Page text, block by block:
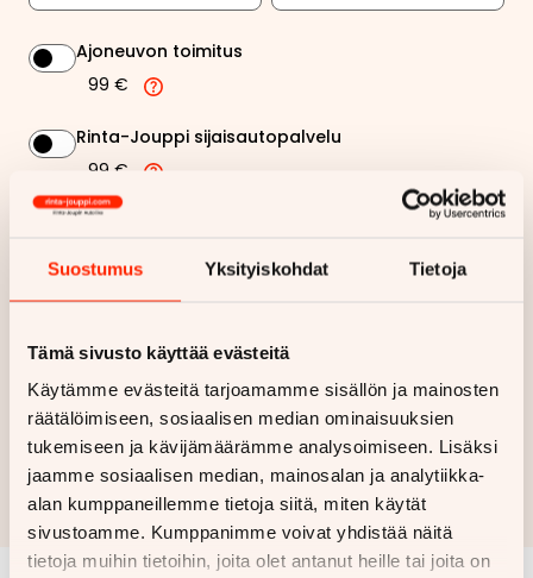
Suostumus Yksityiskohdat Tietoja
Tämä sivusto käyttää evästeitä
Käytämme evästeitä tarjoamamme sisällön ja mainosten
räätälöimiseen, sosiaalisen median ominaisuuksien
tukemiseen ja kävijämäärämme analysoimiseen. Lisäksi
jaamme sosiaalisen median, mainosalan ja analytiikka-
alan kumppaneillemme tietoja siitä, miten käytät
sivustoamme. Kumppanimme voivat yhdistää näitä
tietoja muihin tietoihin, joita olet antanut heille tai joita on
Ajoneuvon toimitus
99 €
Rinta-Jouppi sijaisautopalvelu
99 €
Kuukausierä 640,12 €
Näytähintaerittely
Hae rahoitustarjous
Rahoituslaskelma on suuntaa antava ja edellyttää hyväksytyn
luottopäätöksen ja kaskovakuutuksen.